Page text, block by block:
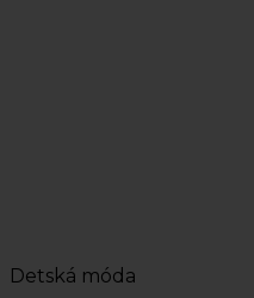
Detská móda